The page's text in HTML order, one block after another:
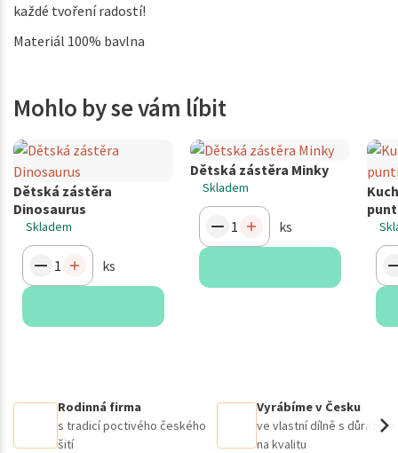
každé tvoření radostí!
Materiál 100% bavlna
Mohlo by se vám líbit
Dětská zástěra
Dinosaurus
Skladem
ks
Dětská zástěra Minky
Skladem
ks
Rodinná firma
s tradicí poctivého českého
šití
Vyrábíme v Česku
ve vlastní dílně s důrazem
na kvalitu